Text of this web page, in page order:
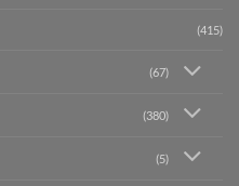
(415)
(67)
(380)
(5)